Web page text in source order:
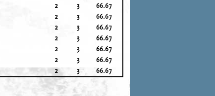
2 3
66.67
2 3
66.67
2 3
66.67
2 3
66.67
2 3
66.67
2 3
66.67
2 3 66.67